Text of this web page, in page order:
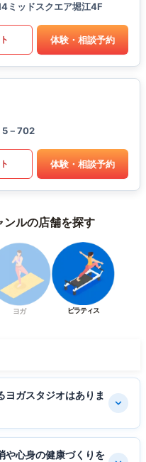
ミッドスクエア堀江4F
体験・相談予約
5－702
体験・相談予約
ルの店舗を探す
ヨガ ピラティス
ヨガスタジオはありま
や心身の健康づくりを